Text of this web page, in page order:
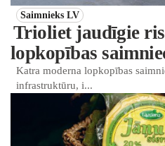
Saimnieks LV
Trioliet jaudīgie
lopkopības
Katra moderna lopkopības
infrastruktūru, i...